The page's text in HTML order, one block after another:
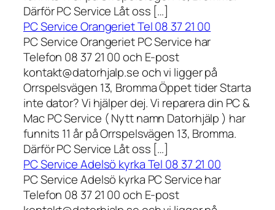
Därför PC Service Låt oss […]
PC Service Orangeriet Tel 08 37 21 00
PC Service Orangeriet PC Service har
Telefon 08 37 21 00 och E-post
kontakt@datorhjalp.se och vi ligger på
Orrspelsvägen 13, Bromma Öppet tider Starta
inte dator? Vi hjälper dej. Vi reparera din PC &
Mac PC Service ( Nytt namn Datorhjälp ) har
funnits 11 år på Orrspelsvägen 13, Bromma.
Därför PC Service Låt oss […]
PC Service Adelsö kyrka Tel 08 37 21 00
PC Service Adelsö kyrka PC Service har
Telefon 08 37 21 00 och E-post